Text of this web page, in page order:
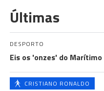
Últimas
DESPORTO
Eis os 'onzes' do Marítimo
CRISTIANO RONALDO